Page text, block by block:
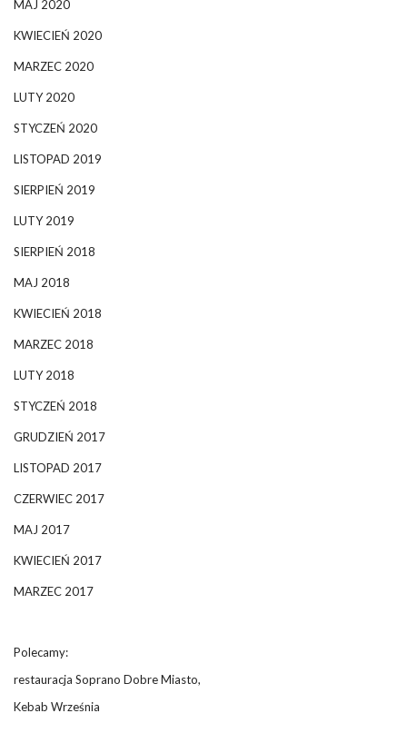
MAJ 2020
KWIECIEŃ 2020
MARZEC 2020
LUTY 2020
STYCZEŃ 2020
LISTOPAD 2019
SIERPIEŃ 2019
LUTY 2019
SIERPIEŃ 2018
MAJ 2018
KWIECIEŃ 2018
MARZEC 2018
LUTY 2018
STYCZEŃ 2018
GRUDZIEŃ 2017
LISTOPAD 2017
CZERWIEC 2017
MAJ 2017
KWIECIEŃ 2017
MARZEC 2017
Polecamy:
restauracja Soprano Dobre Miasto,
Kebab Września